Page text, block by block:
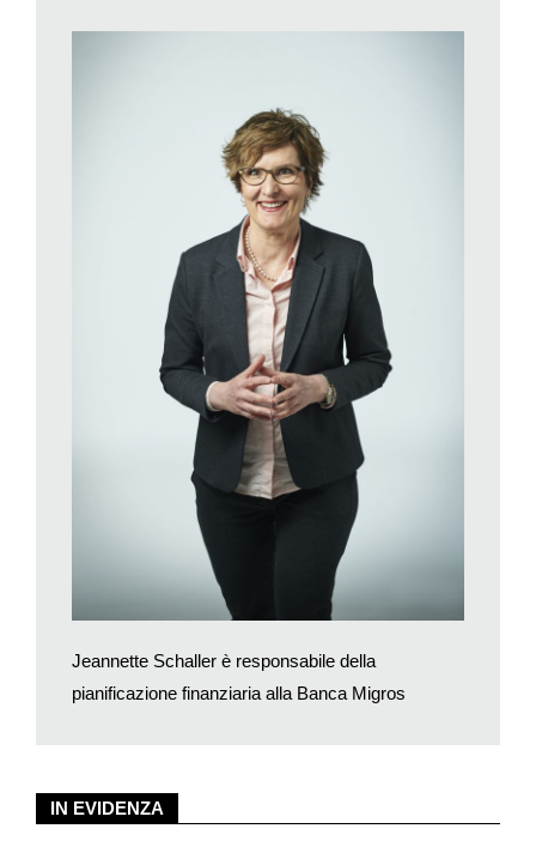
massimo ai fini delle imposte cantonali. La maggior parte di
ammette una deduzione più elevata a livello cantonale. In
Ticino, invece, il limite massimo è inferiore a quello della
IN EVIDENZA
Jeannette Schaller è responsabile della
pianificazione finanziaria alla Banca Migros